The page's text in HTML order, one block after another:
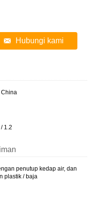
Hubungi kami
China
1.2
penutup kedap air, dan
plastik / baja